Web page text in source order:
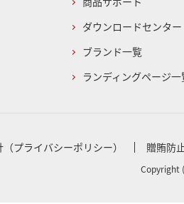
ダウンロードセンター
ブランド一覧
ランディングページ一
プライバシーポリシー） 贈賄防
Copyright